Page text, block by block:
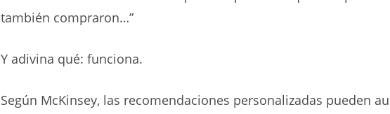
también compraron…”
Y adivina qué: funciona.
Según McKinsey, las recomendaciones personalizadas pueden